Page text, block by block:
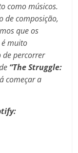
como músicos.
de composição,
que os
é muito
de percorrer
“The Struggle:
começar a